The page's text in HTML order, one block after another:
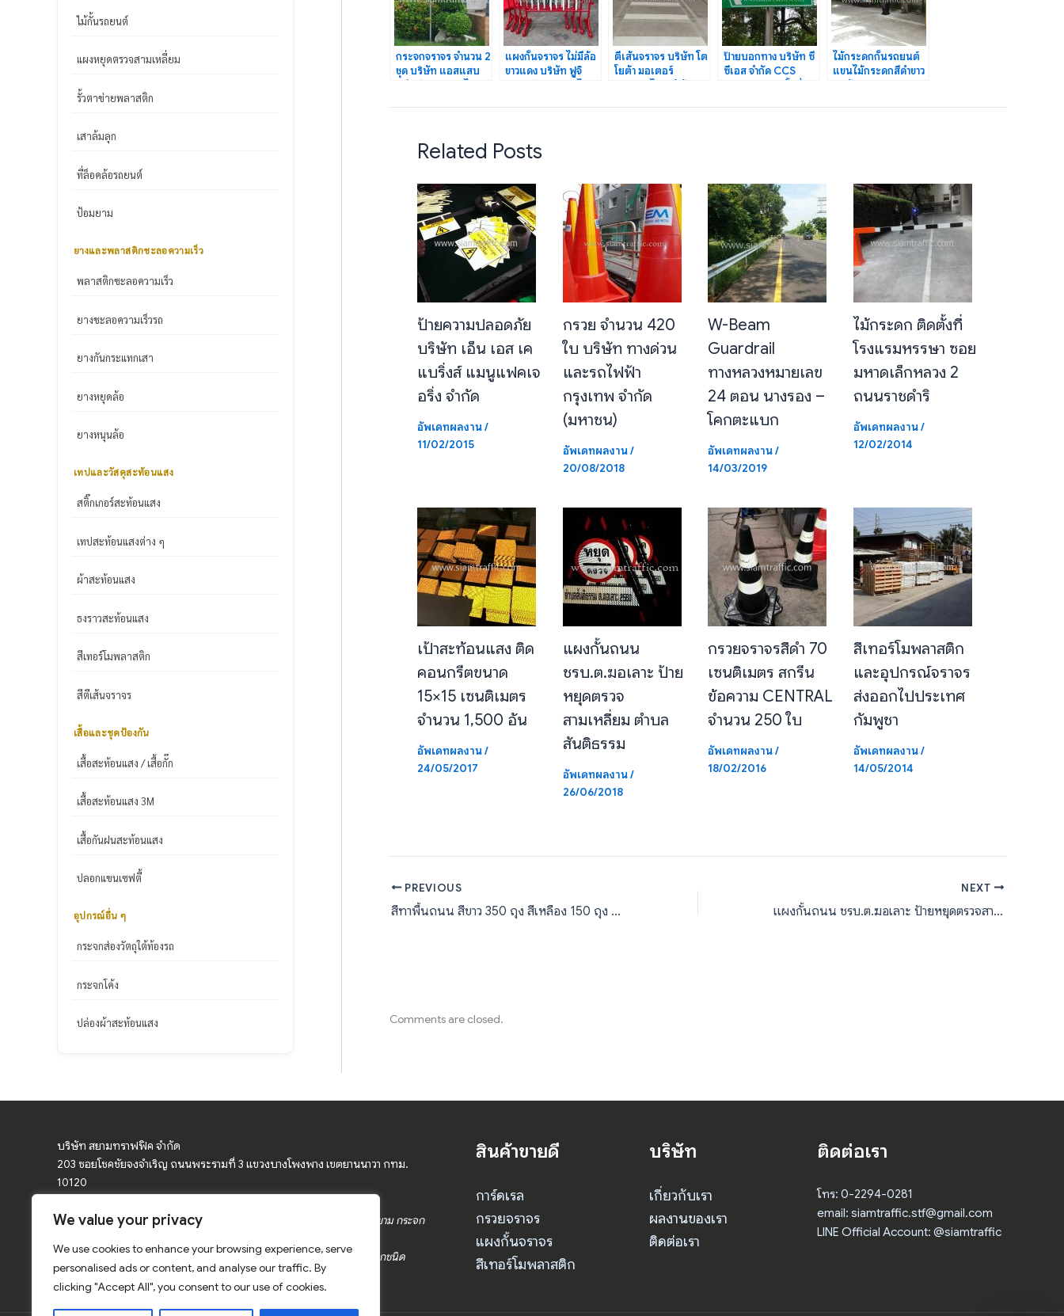
We value your privacy
We use cookies to enhance your browsing experience, serve
personalised ads or content, and analyse our traffic. By
clicking "Accept All", you consent to our use of cookies.
ไม้กั้นรถยนต์
แผงหยุดตรวจสามเหลี่ยม
รั้วตาข่ายพลาสติก
เสาล้มลุก
ที่ล็อคล้อรถยนต์
ป้อมยาม
ยางและพลาสติกชะลอความเร็ว
พลาสติกชะลอความเร็ว
ยางชะลอความเร็วรถ
ยางกันกระแทกเสา
ยางหยุดล้อ
ยางหนุนล้อ
เทปและวัสดุสะท้อนแสง
สติ๊กเกอร์สะท้อนแสง
เทปสะท้อนแสงต่าง ๆ
ผ้าสะท้อนแสง
ธงราวสะท้อนแสง
สีเทอร์โมพลาสติก
สีตีเส้นจราจร
เสื้อและชุดป้องกัน
เสื้อสะท้อนแสง / เสื้อกั๊ก
เสื้อสะท้อนแสง 3M
เสื้อกันฝนสะท้อนแสง
ปลอกแขนเซฟตี้
อุปกรณ์อื่น ๆ
กระจกส่องวัตถุใต้ท้องรถ
กระจกโค้ง
ปล่องผ้าสะท้อนแสง
กระจกจราจร จำนวน 2
ชุด บริษัท แอสแสบ
แผงกั้นจราจร ไม่มีล้อ
ขาวแดง บริษัท ฟูจิ
ตีเส้นจราจร บริษัท โต
โยต้า มอเตอร์
ป้ายบอกทาง บริษัท ซี
ซีเอส จำกัด CCS
ไม้กระดกกั้นรถยนต์
แขนไม้กระดกสีดำขาว
Related Posts
ป้ายความปลอดภัย
บริษัท เอ็น เอส เค
แบริ่งส์ แมนูแฟคเจ
อริ่ง จํากัด
อัพเดทผลงาน/
11/02/2015
กรวย จำนวน 420
ใบ บริษัท ทางด่วน
และรถไฟฟ้า
กรุงเทพ จำกัด
(มหาชน)
อัพเดทผลงาน/
20/08/2018
W-Beam
Guardrail
ทางหลวงหมายเลข
24 ตอน นางรอง –
โคกตะแบก
อัพเดทผลงาน/
14/03/2019
ไม้กระดก ติดตั้งที่
โรงแรมหรรษา ซอย
มหาดเล็กหลวง 2
ถนนราชดำริ
อัพเดทผลงาน/
12/02/2014
เป้าสะท้อนแสง ติด
คอนกรีตขนาด
15×15 เซนติเมตร
จำนวน 1,500 อัน
อัพเดทผลงาน/
24/05/2017
แผงกั้นถนน
ชรบ.ต.ฆอเลาะ ป้าย
หยุดตรวจ
สามเหลี่ยม ตำบล
สันติธรรม
อัพเดทผลงาน/
26/06/2018
กรวยจราจรสีดำ 70
เซนติเมตร สกรีน
ข้อความ CENTRAL
จำนวน 250 ใบ
อัพเดทผลงาน/
18/02/2016
สีเทอร์โมพลาสติก
และอุปกรณ์จราจร
ส่งออกไปประเทศ
กัมพูชา
อัพเดทผลงาน/
14/05/2014
PREVIOUS
สีทาพื้นถนน สีขาว 350 ถุง สีเหลือง 150 ถุง ส่งออกไปที่พนมเปญ ประเทศกัมพูชา
NEXT
แผงกั้นถนน ชรบ.ต.ฆอเลาะ ป้ายหยุดตรวจสามเหลี่ยม ตำบลสันติธรรม
Comments are closed.
บริษัท สยามทราฟฟิค จำกัด
203 ซอยโชคชัยจงจำเริญ ถนนพระรามที่ 3 แขวงบางโพงพาง เขตยานนาวา กทม.
10120
จำหน่ายอุปกรณ์จราจร ป้ายจราจร ป้ายเตือน กรวยจราจร แผงกั้นจราจร ป้อมยาม กระจก
การ์ดเรล ป้ายเซฟตี้ สีเทอร์โมพลาสติก สติ๊กเกอร์สะท้อนแสง อุปกรณ์จราจรทุกชนิด
สินค้าขายดี
การ์ดเรล
กรวยจราจร
แผงกั้นจราจร
สีเทอร์โมพลาสติก
บริษัท
เกี่ยวกับเรา
ผลงานของเรา
ติดต่อเรา
ติดต่อเรา
โทร: 0-2294-0281
email: siamtraffic.stf@gmail.com
LINE Official Account: @siamtraffic